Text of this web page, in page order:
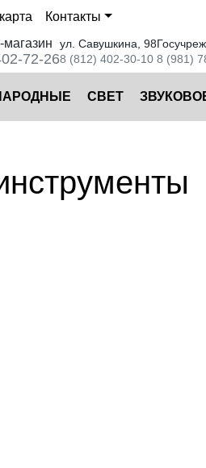
Контакты
магазин
72-26
ул. Савушкина, 98
8 (812) 402-30-10 8 (981)
CВЕТ